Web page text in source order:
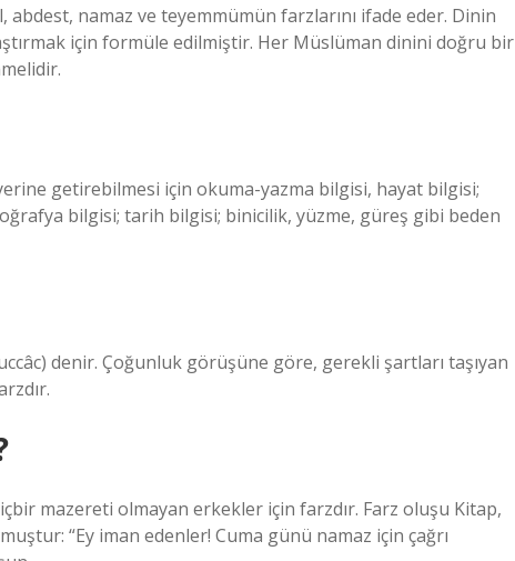
abdest, namaz ve teyemmümün farzlarını ifade eder. Dinin
için formüle edilmiştir. Her Müslüman dinini doğru bir
getirebilmesi için okuma-yazma bilgisi, hayat bilgisi;
bilgisi; tarih bilgisi; binicilik, yüzme, güreş gibi beden
denir. Çoğunluk görüşüne göre, gerekli şartları taşıyan
mazereti olmayan erkekler için farzdır. Farz oluşu Kitap,
“Ey iman edenler! Cuma günü namaz için çağrı